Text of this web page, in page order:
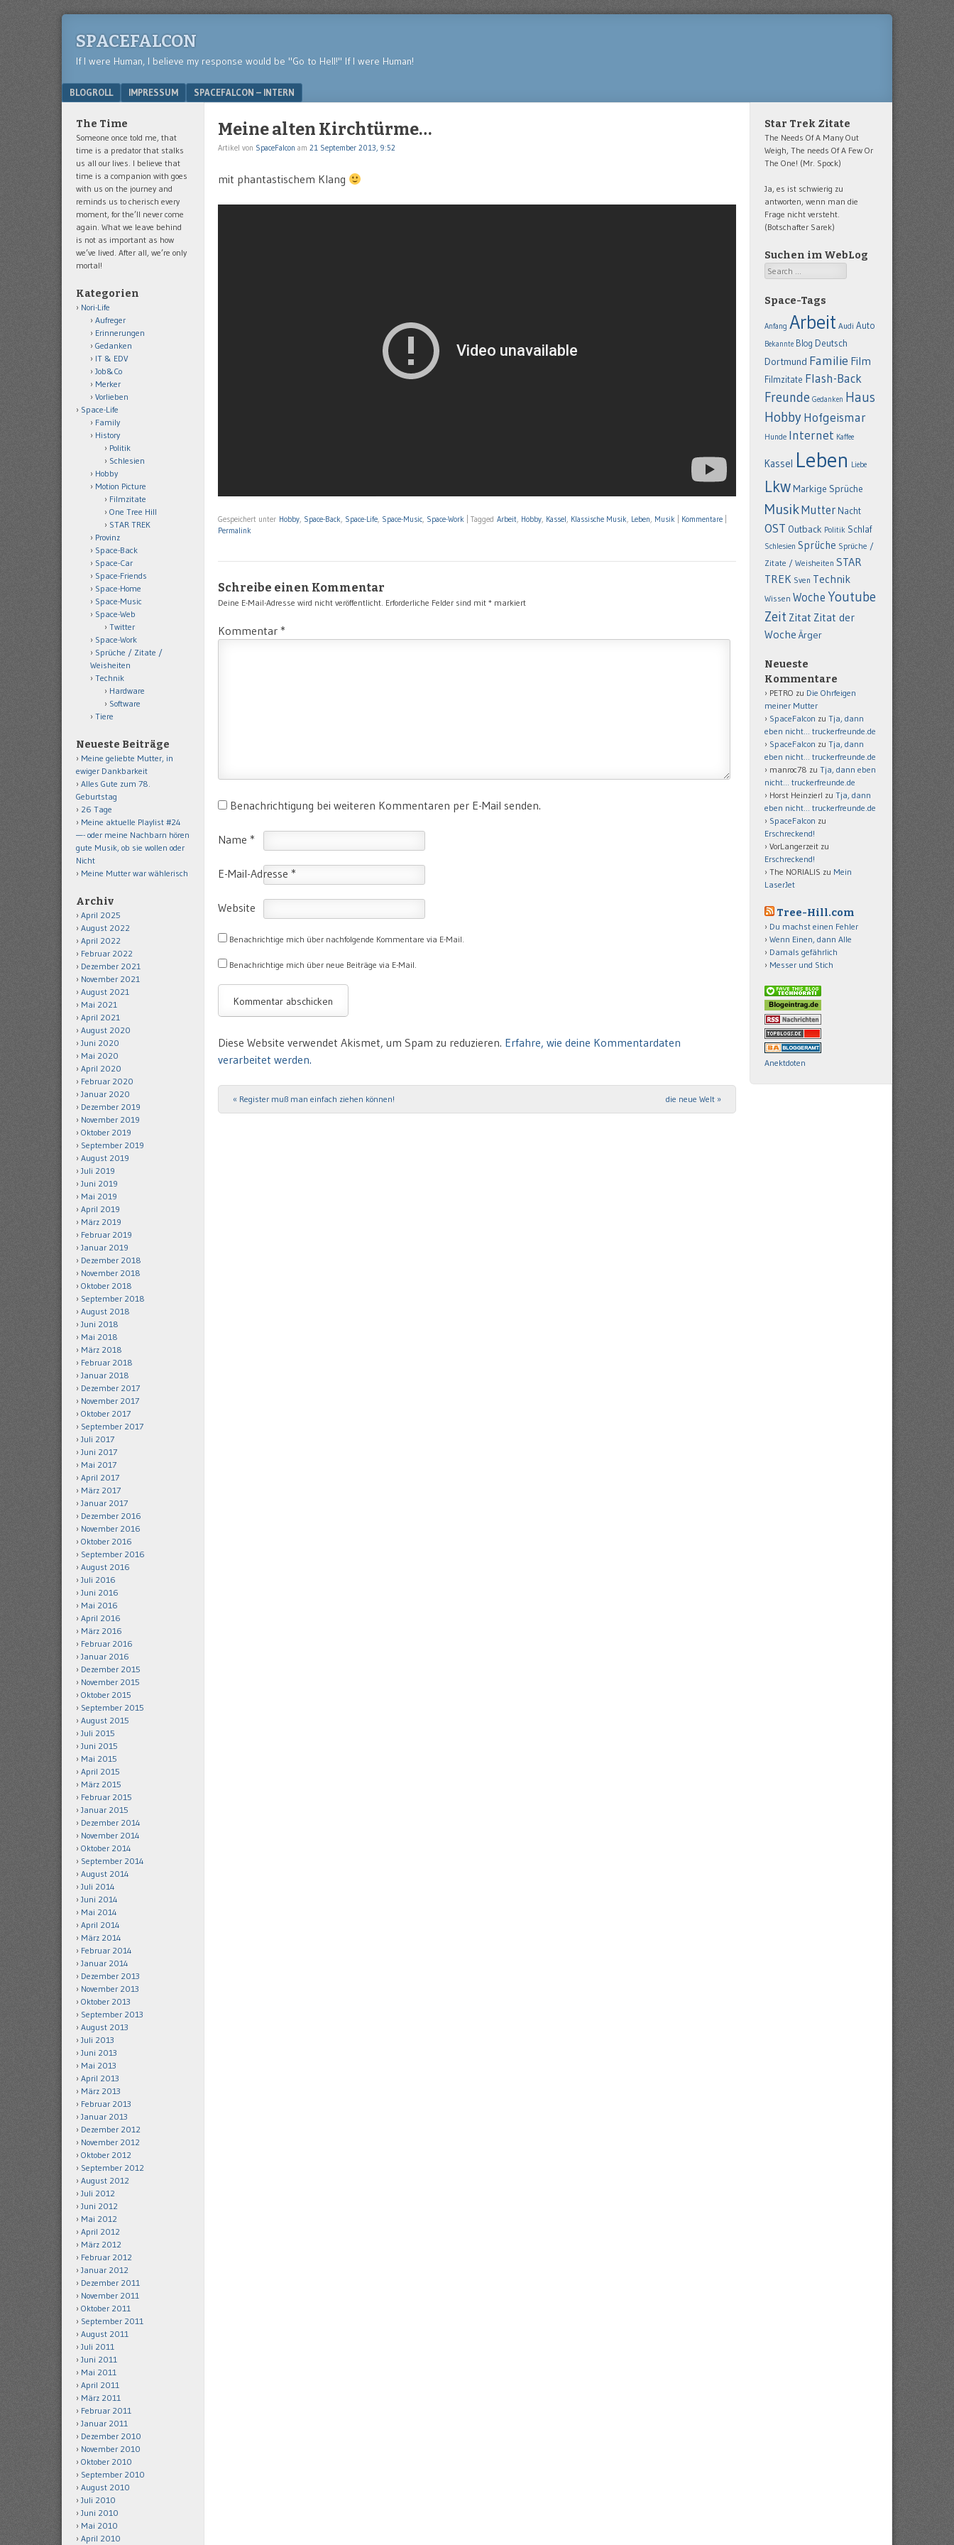
SPACEFALCON
If I were Human, I believe my response would be "Go to Hell!" If I were Human!
Menu
SKIP TO CONTENT
BLOGROLL IMPRESSUM SPACEFALCON – INTERN
Meine alten Kirchtürme…
Artikel von SpaceFalcon am 21 September 2013, 9:52
mit phantastischem Klang
Gespeichert unter Hobby Space-Back Space-Life Space-Music Space-Work Tagged Arbeit Hobby Kassel Klassische Musik Leben Musik Kommentare
Permalink
Schreibe einen Kommentar
Deine E-Mail-Adresse wird nicht veröffentlicht. Erforderliche Felder sind mit * markiert
Kommentar *
Benachrichtigung bei weiteren Kommentaren per E-Mail senden.
Name *
E-Mail-Adresse *
Website
Benachrichtige mich über nachfolgende Kommentare via E-Mail.
Benachrichtige mich über neue Beiträge via E-Mail.
Diese Website verwendet Akismet, um Spam zu reduzieren. Erfahre, wie deine Kommentardaten
verarbeitet werden.
Post navigation
« Register muß man einfach ziehen können! die neue Welt »
The Time
Someone once told me, that
time is a predator that stalks
us all our lives. I believe that
time is a companion with goes
with us on the journey and
reminds us to cherisch every
moment, for the’ll never come
again. What we leave behind
is not as important as how
we’ve lived. After all, we’re only
mortal!
Kategorien
Nori-Life
Aufreger
Erinnerungen
Gedanken
IT & EDV
Job&Co
Merker
Vorlieben
Space-Life
Family
History
Politik
Schlesien
Hobby
Motion Picture
Filmzitate
One Tree Hill
STAR TREK
Provinz
Space-Back
Space-Car
Space-Friends
Space-Home
Space-Music
Space-Web
Twitter
Space-Work
Sprüche / Zitate /
Weisheiten
Technik
Hardware
Software
Tiere
Neueste Beiträge
Meine geliebte Mutter, in
ewiger Dankbarkeit
Alles Gute zum 78.
Geburtstag
26 Tage
Meine aktuelle Playlist #24
—- oder meine Nachbarn hören
gute Musik, ob sie wollen oder
Nicht
Meine Mutter war wählerisch
Archiv
April 2025
August 2022
April 2022
Februar 2022
Dezember 2021
November 2021
August 2021
Mai 2021
April 2021
August 2020
Juni 2020
Mai 2020
April 2020
Februar 2020
Januar 2020
Dezember 2019
November 2019
Oktober 2019
September 2019
August 2019
Juli 2019
Juni 2019
Mai 2019
April 2019
März 2019
Februar 2019
Januar 2019
Dezember 2018
November 2018
Oktober 2018
September 2018
August 2018
Juni 2018
Mai 2018
März 2018
Februar 2018
Januar 2018
Dezember 2017
November 2017
Oktober 2017
September 2017
Juli 2017
Juni 2017
Mai 2017
April 2017
März 2017
Januar 2017
Dezember 2016
November 2016
Oktober 2016
September 2016
August 2016
Juli 2016
Juni 2016
Mai 2016
April 2016
März 2016
Februar 2016
Januar 2016
Dezember 2015
November 2015
Oktober 2015
September 2015
August 2015
Juli 2015
Juni 2015
Mai 2015
April 2015
März 2015
Februar 2015
Januar 2015
Dezember 2014
November 2014
Oktober 2014
September 2014
August 2014
Juli 2014
Juni 2014
Mai 2014
April 2014
März 2014
Februar 2014
Januar 2014
Dezember 2013
November 2013
Oktober 2013
September 2013
August 2013
Juli 2013
Juni 2013
Mai 2013
April 2013
März 2013
Februar 2013
Januar 2013
Dezember 2012
November 2012
Oktober 2012
September 2012
August 2012
Juli 2012
Juni 2012
Mai 2012
April 2012
März 2012
Februar 2012
Januar 2012
Dezember 2011
November 2011
Oktober 2011
September 2011
August 2011
Juli 2011
Juni 2011
Mai 2011
April 2011
März 2011
Februar 2011
Januar 2011
Dezember 2010
November 2010
Oktober 2010
September 2010
August 2010
Juli 2010
Juni 2010
Mai 2010
April 2010
Star Trek Zitate
The Needs Of A Many Out
Weigh, The needs Of A Few Or
The One! (Mr. Spock)
Ja, es ist schwierig zu
antworten, wenn man die
Frage nicht versteht.
(Botschafter Sarek)
Suchen im WebLog
Search
Space-Tags
Anfang Arbeit Audi Auto
Bekannte Blog Deutsch
Dortmund Familie Film
Filmzitate Flash-Back
Freunde Gedanken Haus
HobbyHofgeismar
Hunde Internet Kaffee
Kassel Leben Liebe
LkwMarkige Sprüche
MusikMutter Nacht
OST Outback Politik Schlaf
Schlesien Sprüche Sprüche /
Zitate / Weisheiten STAR
TREK Sven Technik
Wissen Woche Youtube
Zeit Zitat Zitat der
Woche Ärger
Neueste
Kommentare
PETRO zu Die Ohrfeigen
meiner Mutter
SpaceFalcon zu Tja, dann
eben nicht… truckerfreunde.de
SpaceFalcon zu Tja, dann
eben nicht… truckerfreunde.de
manroc78 zu Tja, dann eben
nicht… truckerfreunde.de
Horst Heinzierl zu Tja, dann
eben nicht… truckerfreunde.de
SpaceFalcon zu
Erschreckend!
VorLangerzeit zu
Erschreckend!
The NORIALIS zu Mein
LaserJet
Tree-Hill.com
Du machst einen Fehler
Wenn Einen, dann Alle
Damals gefährlich
Messer und Stich
Anektdoten